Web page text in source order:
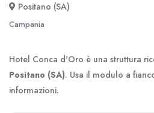
Positano (SA)
Campania
Hotel Conca d'Oro è una struttura
Positano (SA). Usa il modulo a
informazioni.